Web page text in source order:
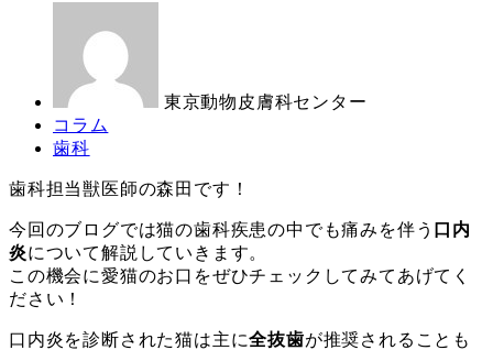
東京動物皮膚科センター
カ
テ
リ
コラム
カ
ゴ
ー
歯科
歯科担当獣医師の森田です！
今回のブログでは猫の歯科疾患の中でも痛みを伴う 口内
炎について解説していきます。
この機会に愛猫のお口をぜひチェックしてみてあげてく
ださい！
口内炎を診断された猫は主に全抜歯が推奨されることも